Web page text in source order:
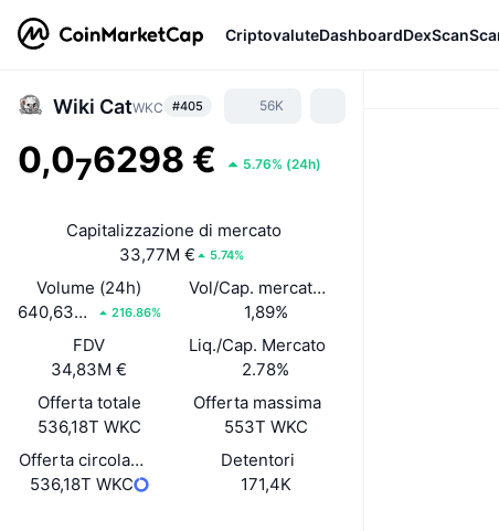
CriptovaluteDashboardDexScan
Wiki CatWKC #405 56K
0,076298 € 5.76% (24h)
Capitalizzazione di mercato
33,77M €
5.74%
Volume (24h)
640,63K €
216.86%
Vol/Cap. mercato (24h)
1,89%
FDV
34,83M €
Liq./Cap. Mercato
2.78%
Offerta totale
536,18T WKC
Offerta massima
553T WKC
Offerta circolante
536,18T WKC
Detentori
171,4K